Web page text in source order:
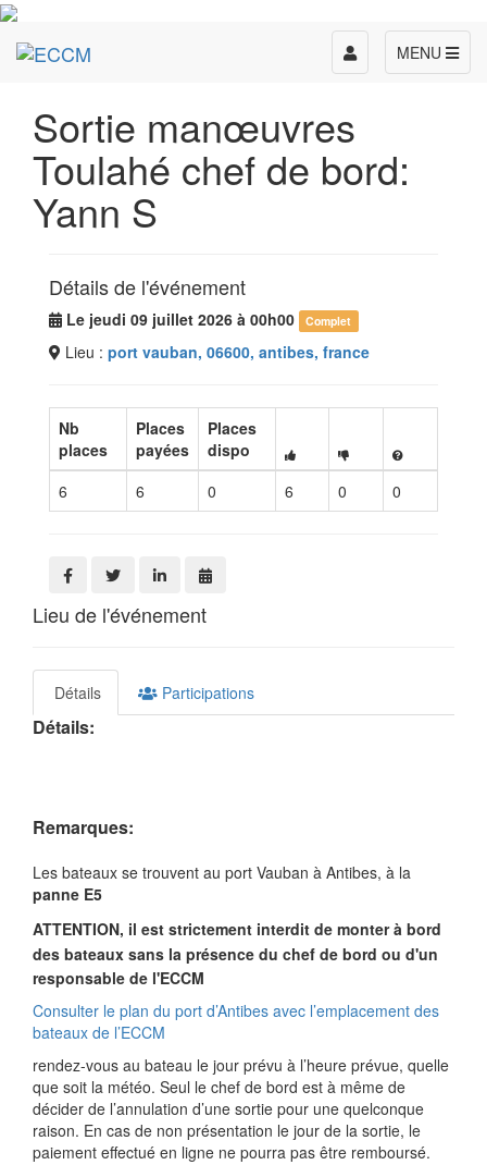
MENU
Toggle
navigation
Sortie manœuvres
Toulahé chef de bord:
Yann S
Détails de l'événement
Le jeudi 09 juillet 2026 à 00h00 Complet
Lieu : port vauban, 06600, antibes, france
Nb
places
Places
payées
Places
dispo
6
6 0 6 0 0
Lieu de l'événement
Détails Participations
Détails:
Remarques:
Les bateaux se trouvent au port Vauban à Antibes, à la
panne E5
ATTENTION, il est strictement interdit de monter à bord
des bateaux sans la présence du chef de bord ou d'un
responsable de l'ECCM
Consulter le plan du port d’Antibes avec l’emplacement des
bateaux de l’ECCM
rendez-vous au bateau le jour prévu à l’heure prévue, quelle
que soit la météo. Seul le chef de bord est à même de
décider de l’annulation d’une sortie pour une quelconque
raison. En cas de non présentation le jour de la sortie, le
paiement effectué en ligne ne pourra pas être remboursé.